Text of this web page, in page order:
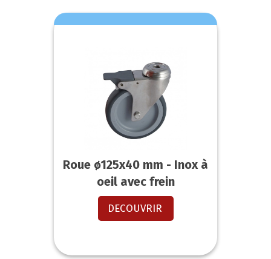
Roue ø125x40 mm - Inox à
oeil avec frein
DECOUVRIR